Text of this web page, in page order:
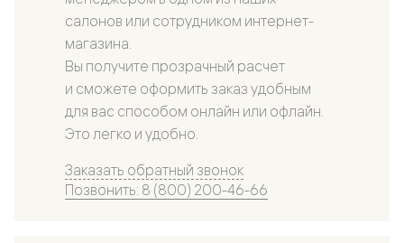
салонов или сотрудником интернет-
магазина.
Вы получите прозрачный расчет
и сможете оформить заказ удобным
для вас способом онлайн или офлайн.
Это легко и удобно.
Заказать обратный звонок
Позвонить: 8 (800) 200-46-66